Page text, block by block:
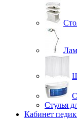
Стулья
Кабинет